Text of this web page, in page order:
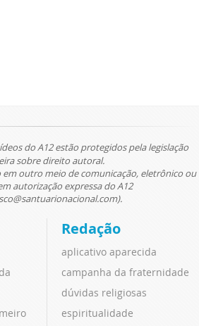
do A12 estão protegidos pela legislação
sobre direito autoral.
outro meio de comunicação, eletrônico ou
autorização expressa do A12
Redação
aplicativo aparecida
campanha da fraternidade
dúvidas religiosas
espiritualidade